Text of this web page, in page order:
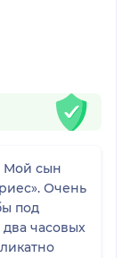
Мой сын
Очень
под
часовых